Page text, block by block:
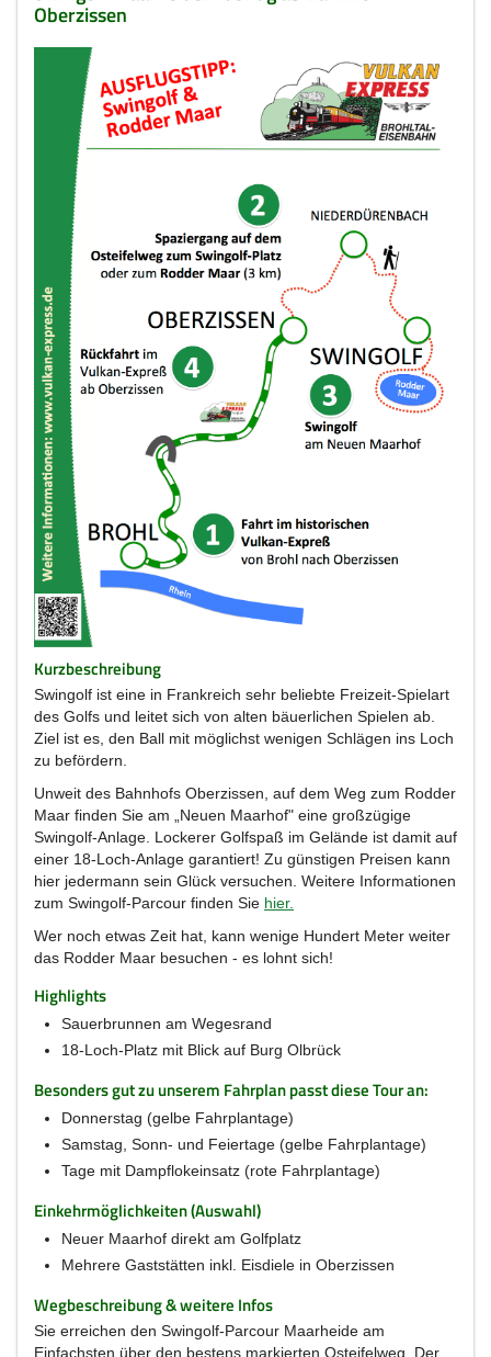
Oberzissen
Kurzbeschreibung
Swingolf ist eine in Frankreich sehr beliebte Freizeit-Spielart
des Golfs und leitet sich von alten bäuerlichen Spielen ab.
Ziel ist es, den Ball mit möglichst wenigen Schlägen ins Loch
zu befördern.
Unweit des Bahnhofs Oberzissen, auf dem Weg zum Rodder
Maar finden Sie am „Neuen Maarhof" eine großzügige
Swingolf-Anlage. Lockerer Golfspaß im Gelände ist damit auf
einer 18-Loch-Anlage garantiert! Zu günstigen Preisen kann
hier jedermann sein Glück versuchen. Weitere Informationen
zum Swingolf-Parcour finden Sie hier.
Wer noch etwas Zeit hat, kann wenige Hundert Meter weiter
das Rodder Maar besuchen - es lohnt sich!
Highlights
Sauerbrunnen am Wegesrand
18-Loch-Platz mit Blick auf Burg Olbrück
Besonders gut zu unserem Fahrplan passt diese Tour an:
Donnerstag (gelbe Fahrplantage)
Samstag, Sonn- und Feiertage (gelbe Fahrplantage)
Tage mit Dampflokeinsatz (rote Fahrplantage)
Einkehrmöglichkeiten (Auswahl)
Neuer Maarhof direkt am Golfplatz
Mehrere Gaststätten inkl. Eisdiele in Oberzissen
Wegbeschreibung & weitere Infos
Sie erreichen den Swingolf-Parcour Maarheide am
Einfachsten über den bestens markierten Osteifelweg. Der